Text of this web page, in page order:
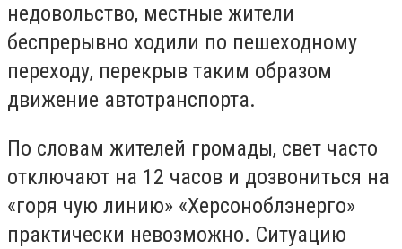
недовольство, местные жители
беспрерывно ходили по пешеходному
переходу, перекрыв таким образом
движение автотранспорта.
По словам жителей громады, свет часто
отключают на 12 часов и дозвониться на
«горя чую линию» «Херсоноблэнерго»
практически невозможно. Ситуацию